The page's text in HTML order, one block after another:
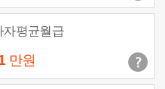
자평균월급
만원